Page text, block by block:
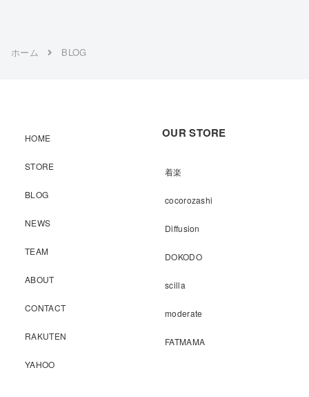
ホーム BLOG
HOME
STORE
BLOG
NEWS
TEAM
ABOUT
CONTACT
RAKUTEN
YAHOO
OUR STORE
着楽
cocorozashi
Diffusion
DOKODO
scilla
moderate
FATMAMA